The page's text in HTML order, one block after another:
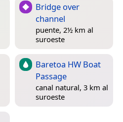
Bridge over
channel
puente, 2½ km al
suroeste
Baretoa HW Boat
Passage
canal natural, 3 km al
suroeste